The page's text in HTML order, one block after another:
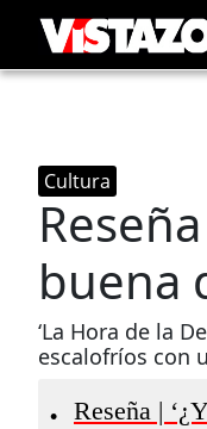
Cultura
buena
‘La Hora de la
escalofríos con
• Reseña |